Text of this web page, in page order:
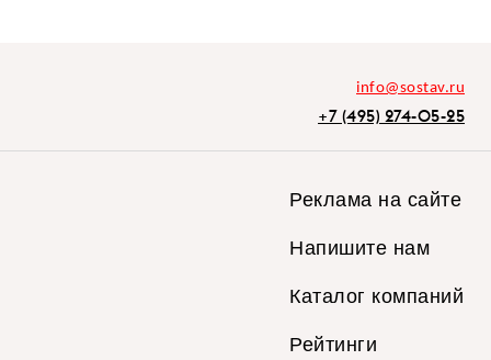
info@sostav.ru
+7 (495) 274-05-25
Реклама на сайте
Напишите нам
Каталог компаний
Рейтинги